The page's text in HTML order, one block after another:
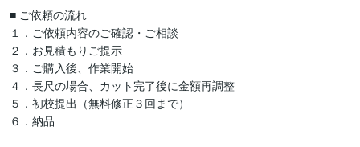
■ ご依頼の流れ
１．ご依頼内容のご確認・ご相談
２．お見積もりご提示
３．ご購入後、作業開始
４．長尺の場合、カット完了後に金額再調整
５．初校提出（無料修正３回まで）
６．納品